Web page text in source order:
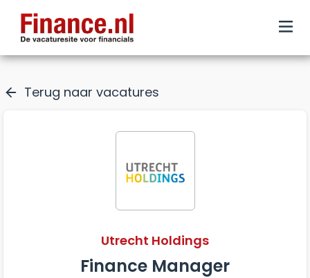
Terug naar vacatures
Utrecht Holdings
Finance Manager